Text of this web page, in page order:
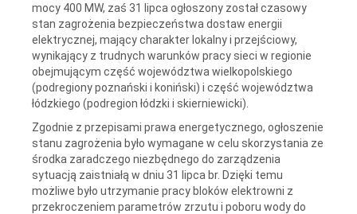
mocy 400 MW, zaś 31 lipca ogłoszony został czasowy
stan zagrożenia bezpieczeństwa dostaw energii
elektrycznej, mający charakter lokalny i przejściowy,
wynikający z trudnych warunków pracy sieci w regionie
obejmującym część województwa wielkopolskiego
(podregiony poznański i koniński) i część województwa
łódzkiego (podregion łódzki i skierniewicki).
Zgodnie z przepisami prawa energetycznego, ogłoszenie
stanu zagrożenia było wymagane w celu skorzystania ze
środka zaradczego niezbędnego do zarządzenia
sytuacją zaistniałą w dniu 31 lipca br. Dzięki temu
możliwe było utrzymanie pracy bloków elektrowni z
przekroczeniem parametrów zrzutu i poboru wody do